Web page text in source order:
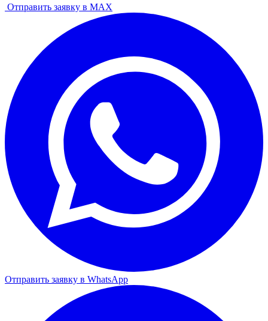
Отправить заявку в MAX
Отправить заявку в WhatsApp